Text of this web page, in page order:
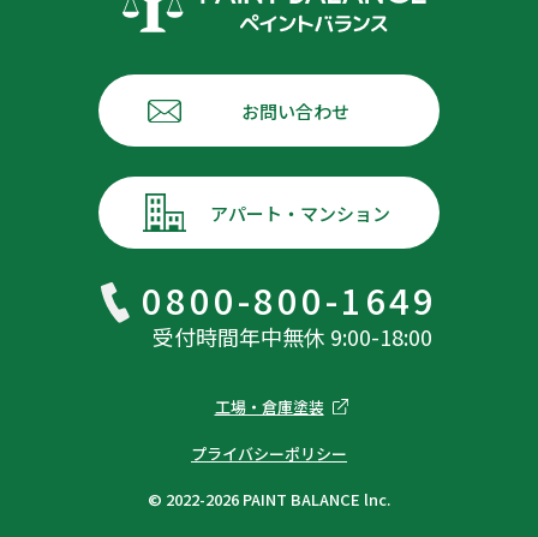
0800-800-1649
受付時間年中無休 9:00-18:00
お問い合わせ
アパート・マンション
工場・倉庫塗装
プライバシーポリシー
© 2022-2026 PAINT BALANCE lnc.